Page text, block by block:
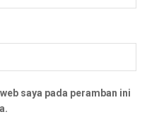
saya pada peramban ini